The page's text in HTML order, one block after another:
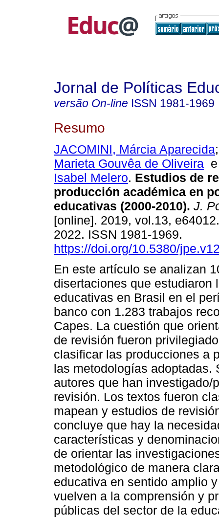
Jornal de Políticas
versão On-line ISSN 1981-1969
Resumo
JACOMINI, Márcia Aparecida
Marieta Gouvêa de Oliveira
Isabel Melero. Estudios de
producción académica en
educativas (2000-2010). J.
[online]. 2019, vol.13,
2022. ISSN 1981-1969.
https://doi.org/10.5380/
En este artículo se analizan
disertaciones que
educativas en Brasil en el
banco con 1.283 trabajos
Capes. La cuestión que
de revisión fueron
clasificar las producciones a
las metodologías adoptadas.
autores que han
revisión. Los textos fueron
mapean y estudios de
concluye que hay la
características y
de orientar las
metodológico de manera
educativa en sentido amplio
vuelven a la comprensión y
públicas del sector de la